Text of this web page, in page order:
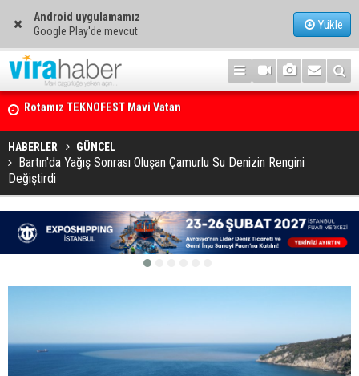
Android uygulamamız
Google Play'de mevcut
Yükle
Net Kârını Yüzde 38 Artışla 46.5 Milyon Dolar’a Yükseltti
HABERLER GÜNCEL
Bartın'da Yağış Sonrası Oluşan Çamurlu Su Denizin Rengini
Değiştirdi